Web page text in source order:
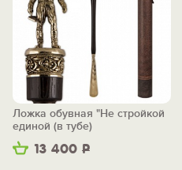
13 400 Р
Ложка обувная "Не стройкой
единой (в тубе)